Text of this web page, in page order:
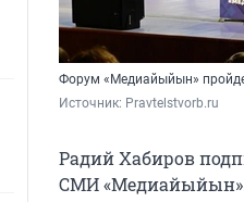
Форум «Медиайыйын»
Источник: Pravtelstvorb.ru
Радий Хабиров
СМИ «Медиайыйын».